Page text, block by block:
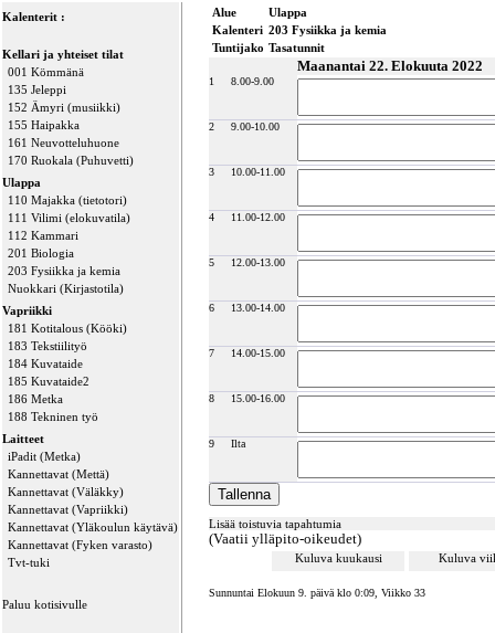
Kalenterit :
Kellari ja yhteiset tilat
001 Kömmänä
135 Jeleppi
152 Ämyri (musiikki)
155 Haipakka
161 Neuvotteluhuone
170 Ruokala (Puhuvetti)
Ulappa
110 Majakka (tietotori)
111 Vilimi (elokuvatila)
112 Kammari
201 Biologia
203 Fysiikka ja kemia
Nuokkari (Kirjastotila)
Vapriikki
181 Kotitalous (Kööki)
183 Tekstiilityö
184 Kuvataide
185 Kuvataide2
186 Metka
188 Tekninen työ
Laitteet
iPadit (Metka)
Kannettavat (Mettä)
Kannettavat (Väläkky)
Kannettavat (Vapriikki)
Kannettavat (Yläkoulun käytävä)
Kannettavat (Fyken varasto)
Tvt-tuki
Paluu kotisivulle
Alue
Ulappa
Kalenteri 203 Fysiikka ja kemia
Tuntijako Tasatunnit
Maanantai 22. Elokuuta 2022
1 8.00-9.00
2 9.00-10.00
3 10.00-11.00
4 11.00-12.00
5 12.00-13.00
6 13.00-14.00
7 14.00-15.00
8 15.00-16.00
9 Ilta
Lisää toistuvia tapahtumia
(Vaatii ylläpito-oikeudet)
Kuluva kuukausi Kuluva
Sunnuntai Elokuun 9. päivä klo 0:09, Viikko 33